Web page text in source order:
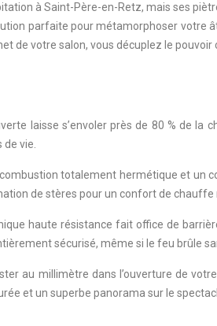
à Saint-Père-en-Retz, mais ses
parfaite pour métamorphoser votre
de votre salon, vous décuplez le
laisse s’envoler près de 80 % de la
vie.
totalement hermétique et un
de stères pour un confort de
haute résistance fait office de
sécurisé, même si le feu brûle
au millimètre dans l’ouverture de
et un superbe panorama sur le